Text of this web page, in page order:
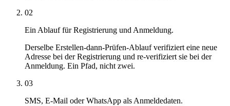
02
Ein Ablauf für Registrierung und Anmeldung.
Derselbe Erstellen-dann-Prüfen-Ablauf verifiziert eine neue
Adresse bei der Registrierung und re-verifiziert sie bei der
Anmeldung. Ein Pfad, nicht zwei.
03
SMS, E-Mail oder WhatsApp als Anmeldedaten.